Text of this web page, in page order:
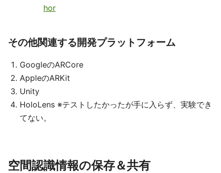
hor
その他関連する開発プラットフォーム
GoogleのARCore
AppleのARKit
Unity
HoloLens ※テストしたかったが手に入らず、実験でき
てない。
空間認識情報の保存＆共有